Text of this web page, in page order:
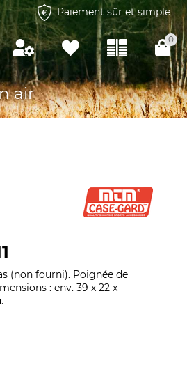
Paiement sûr et simple
0
air
(non fourni). Poignée de
: env. 39 x 22 x